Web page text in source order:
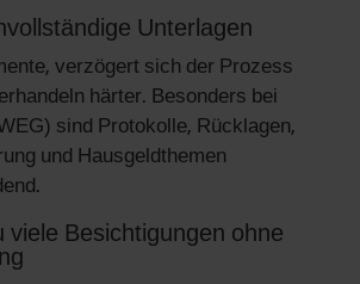
Unterlagen
verzögert sich der Prozess
härter. Besonders bei
sind Protokolle, Rücklagen,
und Hausgeldthemen
viele Besichtigungen ohne